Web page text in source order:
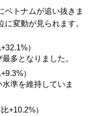
ベトナムが追い抜きま
変動が見られます。
）
多となりました。
）
準を維持していま
+10.2%）